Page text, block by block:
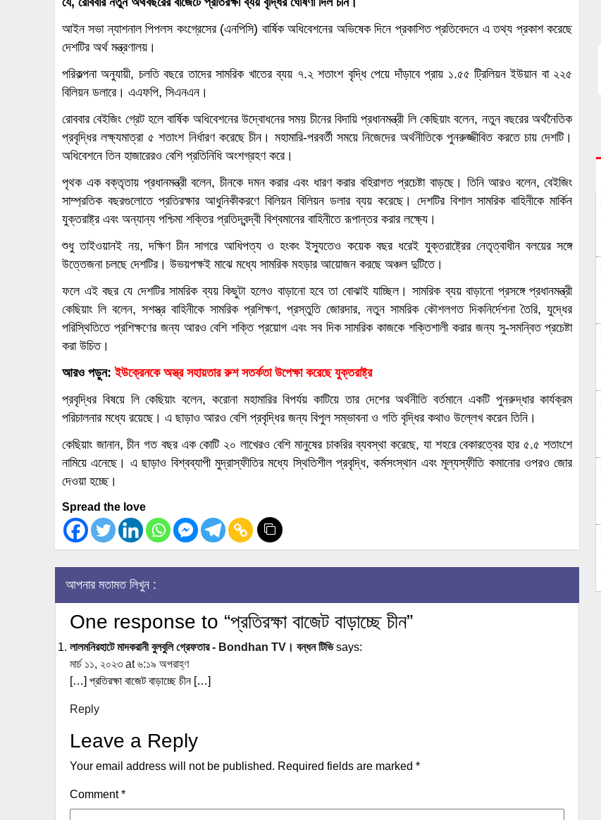
আইন সভা ন্যাশনাল পিপলস কংগ্রেসের (এনপিসি) বার্ষিক অধিবেশনের অভিষেক দিনে প্রকাশিত প্রতিবেদনে এ তথ্য প্রকাশ করেছে
দেশটির অর্থ মন্ত্রণালয়।
পরিকল্পনা অনুযায়ী, চলতি বছরে তাদের সামরিক খাতের ব্যয় ৭.২ শতাংশ বৃদ্ধি পেয়ে দাঁড়াবে প্রায় ১.৫৫ ট্রিলিয়ন ইউয়ান বা ২২৫
বিলিয়ন ডলারে। এএফপি, সিএনএন।
রোববার বেইজিং গ্রেট হলে বার্ষিক অধিবেশনের উদ্বোধনের সময় চীনের বিদায়ি প্রধানমন্ত্রী লি কেছিয়াং বলেন, নতুন বছরের অর্থনৈতিক
প্রবৃদ্ধির লক্ষ্যমাত্রা ৫ শতাংশ নির্ধারণ করেছে চীন। মহামারি-পরবর্তী সময়ে নিজেদের অর্থনীতিকে পুনরুজ্জীবিত করতে চায় দেশটি।
অধিবেশনে তিন হাজারেরও বেশি প্রতিনিধি অংশগ্রহণ করে।
পৃথক এক বক্তৃতায় প্রধানমন্ত্রী বলেন, চীনকে দমন করার এবং ধারণ করার বহিরাগত প্রচেষ্টা বাড়ছে। তিনি আরও বলেন, বেইজিং
সাম্প্রতিক বছরগুলোতে প্রতিরক্ষার আধুনিকীকরণে বিলিয়ন বিলিয়ন ডলার ব্যয় করেছে। দেশটির বিশাল সামরিক বাহিনীকে মার্কিন
যুক্তরাষ্ট্র এবং অন্যান্য পশ্চিমা শক্তির প্রতিদ্বন্দ্বী বিশ্বমানের বাহিনীতে রূপান্তর করার লক্ষ্যে।
শুধু তাইওয়ানই নয়, দক্ষিণ চীন সাগরে আধিপত্য ও হংকং ইস্যুতেও কয়েক বছর ধরেই যুক্তরাষ্ট্রের নেতৃত্বাধীন বলয়ের সঙ্গে
উত্তেজনা চলছে দেশটির। উভয়পক্ষই মাঝে মধ্যে সামরিক মহড়ার আয়োজন করছে অঞ্চল দুটিতে।
ফলে এই বছর যে দেশটির সামরিক ব্যয় কিছুটা হলেও বাড়ানো হবে তা বোঝাই যাচ্ছিল। সামরিক ব্যয় বাড়ানো প্রসঙ্গে প্রধানমন্ত্রী
কেছিয়াং লি বলেন, সশস্ত্র বাহিনীকে সামরিক প্রশিক্ষণ, প্রস্তুতি জোরদার, নতুন সামরিক কৌশলগত দিকনির্দেশনা তৈরি, যুদ্ধের
পরিস্থিতিতে প্রশিক্ষণের জন্য আরও বেশি শক্তি প্রয়োগ এবং সব দিক সামরিক কাজকে শক্তিশালী করার জন্য সু-সমন্বিত প্রচেষ্টা
করা উচিত।
আরও পড়ুন:ইউক্রেনকে অস্ত্র সহায়তার রুশ সতর্কতা উপেক্ষা করেছে যুক্তরাষ্ট্র
প্রবৃদ্ধির বিষয়ে লি কেছিয়াং বলেন, করোনা মহামারির বিপর্যয় কাটিয়ে তার দেশের অর্থনীতি বর্তমানে একটি পুনরুদ্ধার কার্যক্রম
পরিচালনার মধ্যে রয়েছে। এ ছাড়াও আরও বেশি প্রবৃদ্ধির জন্য বিপুল সম্ভাবনা ও গতি বৃদ্ধির কথাও উল্লেখ করেন তিনি।
কেছিয়াং জানান, চীন গত বছর এক কোটি ২০ লাখেরও বেশি মানুষের চাকরির ব্যবস্থা করেছে, যা শহরে বেকারত্বের হার ৫.৫ শতাংশে
নামিয়ে এনেছে। এ ছাড়াও বিশ্বব্যাপী মুদ্রাস্ফীতির মধ্যে স্থিতিশীল প্রবৃদ্ধি, কর্মসংস্থান এবং মূল্যস্ফীতি কমানোর ওপরও জোর
দেওয়া হচ্ছে।
Spread the love
আপনার মতামত লিখুন :
One response to “প্রতিরক্ষা বাজেট বাড়াচ্ছে চীন”
লালমনিরহাটে মাদকরানী বুলবুলি গ্রেফতার - Bondhan TV। বন্ধন টিভি says:
মার্চ ১১, ২০২৩ at ৬:১৯ অপরাহ্ণ
[…] প্রতিরক্ষা বাজেট বাড়াচ্ছে চীন […]
Reply
Leave a Reply
Your email address will not be published. Required fields are marked *
Comment*